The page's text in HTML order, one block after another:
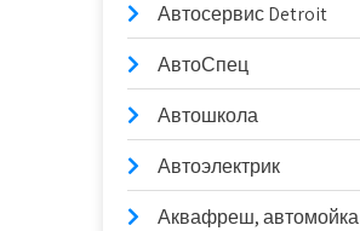
Автосервис Detroit
АвтоСпец
Автошкола
Автоэлектрик
Аквафреш, автомойка